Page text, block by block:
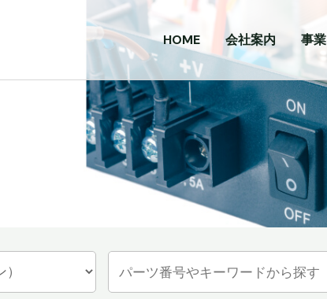
HOME 会社案内 事